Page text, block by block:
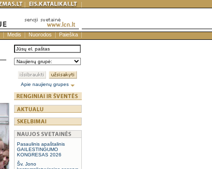
Medis Nuorodos Paieška
Apie naujienų grupes
Pasaulinis apaštalinis
GAILESTINGUMO
KONGRESAS 2026
Šv. Jono